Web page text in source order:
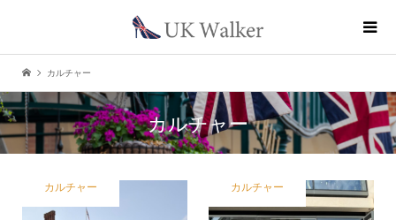
カルチャー
カルチャー
カルチャー カルチャー